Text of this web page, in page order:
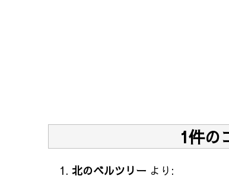
1件の
北のベルツリー より: